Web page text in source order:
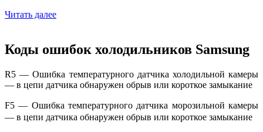
Читать далее
Коды ошибок холодильников Samsung
R5 — Ошибка температурного датчика холодильной камеры
— в цепи датчика обнаружен обрыв или короткое замыкание
F5 — Ошибка температурного датчика морозильной камеры
— в цепи датчика обнаружен обрыв или короткое замыкание